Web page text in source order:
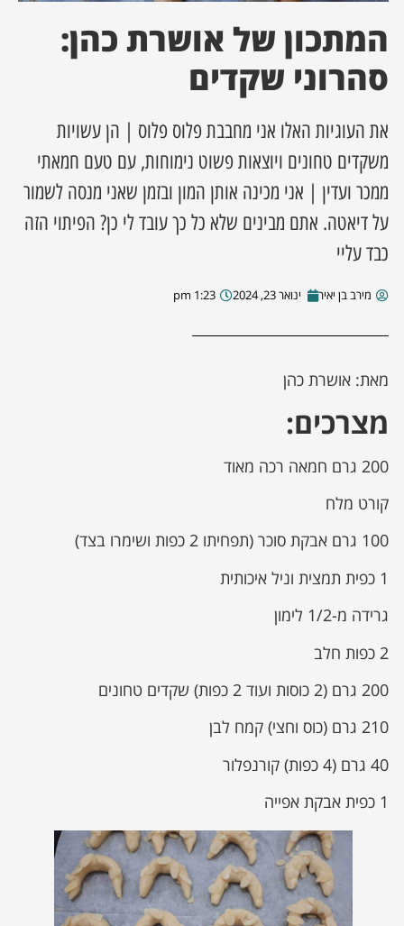
מסע מלחמה
השבוע
מקומית
עסקים
המתכון של אושרת כהן:
סהרוני שקדים
את העוגיות האלו אני מחבבת פלוס פלוס | הן עשויות
משקדים טחונים ויוצאות פשוט נימוחות, עם טעם חמאתי
ממכר ועדין | אני מכינה אותן המון ובזמן שאני מנסה לשמור
על דיאטה. אתם מבינים שלא כל כך עובד לי כן? הפיתוי הזה
כבד עליי
מירב בן יאיר ינואר 23, 2024 1:23 pm
מאת: אושרת כהן
מצרכים:
200 גרם חמאה רכה מאוד
קורט מלח
100 גרם אבקת סוכר (תפחיתו 2 כפות ושימרו בצד)
1 כפית תמצית וניל איכותית
גרידה מ-1/2 לימון
2 כפות חלב
200 גרם (2 כוסות ועוד 2 כפות) שקדים טחונים
210 גרם (כוס וחצי) קמח לבן
40 גרם (4 כפות) קורנפלור
1 כפית אבקת אפייה